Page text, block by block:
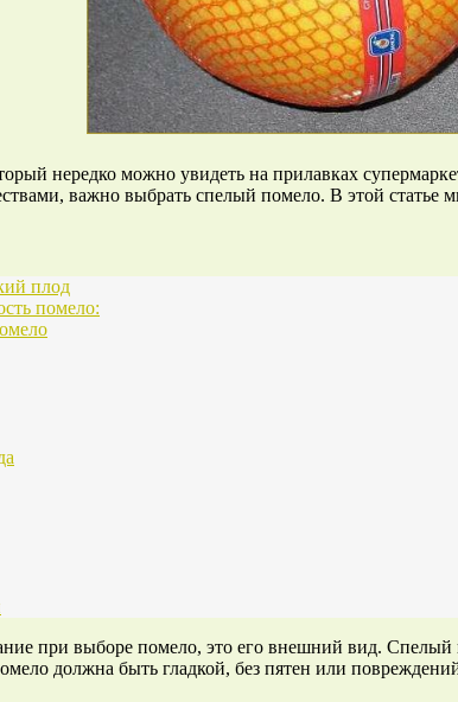
нередко можно увидеть на прилавках
важно выбрать спелый помело. В этой статье
плод
помело:
при выборе помело, это его внешний вид.
должна быть гладкой, без пятен или